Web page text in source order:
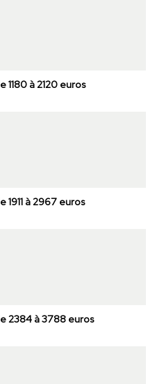
1180 à 2120 euros
1911 à 2967 euros
2384 à 3788 euros